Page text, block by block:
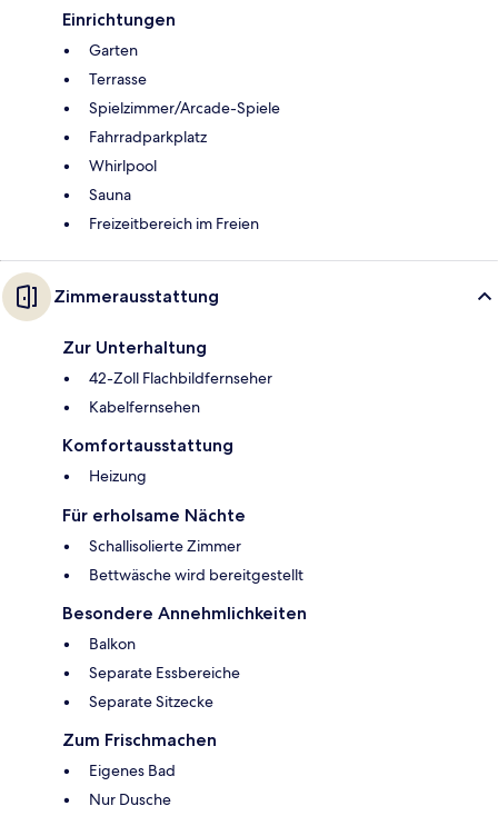
Einrichtungen
Garten
Terrasse
Spielzimmer/Arcade-Spiele
Fahrradparkplatz
Whirlpool
Sauna
Freizeitbereich im Freien
Zimmerausstattung
Zur Unterhaltung
42-Zoll Flachbildfernseher
Kabelfernsehen
Komfortausstattung
Heizung
Für erholsame Nächte
Schallisolierte Zimmer
Bettwäsche wird bereitgestellt
Besondere Annehmlichkeiten
Balkon
Separate Essbereiche
Separate Sitzecke
Zum Frischmachen
Eigenes Bad
Nur Dusche